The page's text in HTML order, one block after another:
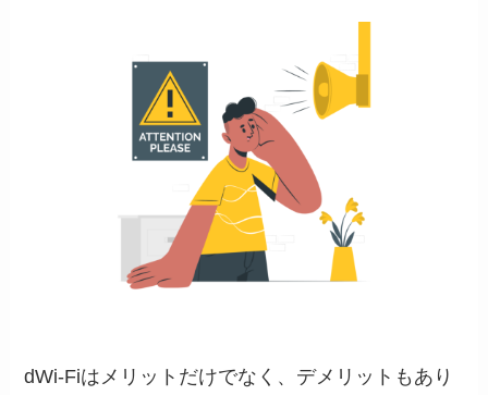
dWi-Fiはメリットだけでなく、デメリットもあり